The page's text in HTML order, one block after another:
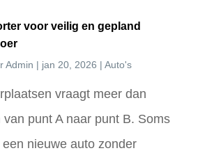
voor veilig en gepland
Admin | jan 20, 2026 |Auto's
vraagt meer dan
punt A naar punt B. Soms
nieuwe auto zonder